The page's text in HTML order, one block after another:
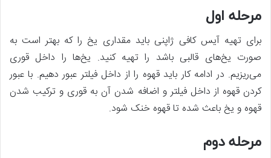
مرحله اول
برای تهیه آیس کافی ژاپنی باید مقداری یخ را که بهتر است به
صورت یخ‌های قالبی باشد را تهیه کنید. یخ‌ها را داخل قوری
می‌ریزیم. در ادامه کار باید قهوه را از داخل فیلتر عبور دهیم. با عبور
کردن قهوه از داخل فیلتر و اضافه شدن آن به قوری و ترکیب شدن
قهوه و یخ باعث شده تا قهوه خنک شود.
مرحله دوم